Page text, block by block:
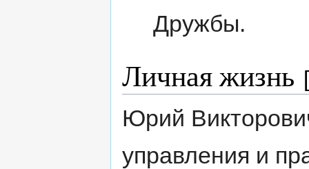
Дружбы.
Личная жизнь [
Юрий
управления и